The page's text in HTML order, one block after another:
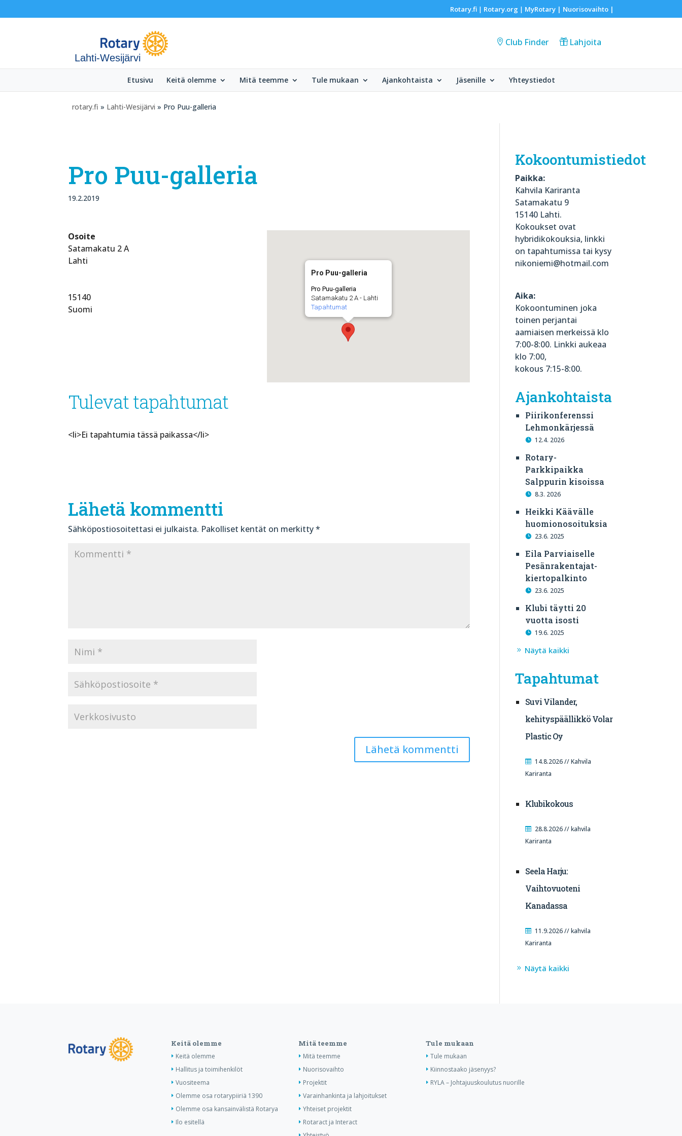
Rotary.fi| Rotary.org | MyRotary | Nuorisovaihto|
Lahti-Wesijärvi
Club Finder Lahjoita
Etusivu Keitä olemme Mitä teemme Tule mukaan Ajankohtaista Jäsenille Yhteystiedot
rotary.fi » Lahti-Wesijärvi » Pro Puu-galleria
Pro Puu-galleria
19.2.2019
Pro Puu-galleria
Pro Puu-galleria
Satamakatu 2 A - Lahti
Tapahtumat
Osoite
Satamakatu 2 A
Lahti
15140
Suomi
Tulevat tapahtumat
<li>Ei tapahtumia tässä paikassa</li>
Lähetä kommentti
Sähköpostiosoitettasi ei julkaista. Pakolliset kentät on merkitty*
Kokoontumistiedot
Paikka:
Kahvila Kariranta
Satamakatu 9
15140 Lahti.
Kokoukset ovat
hybridikokouksia, linkki
on tapahtumissa tai kysy
nikoniemi@hotmail.com
Aika:
Kokoontuminen joka
toinen perjantai
aamiaisen merkeissä klo
7:00-8:00. Linkki aukeaa
klo 7:00,
kokous 7:15-8:00.
Ajankohtaista
Piirikonferenssi
Lehmonkärjessä
12.4. 2026
Rotary-
Parkkipaikka
Salppurin kisoissa
8.3. 2026
Heikki Käävälle
huomionosoituksia
23.6. 2025
Eila Parviaiselle
Pesänrakentajat-
kiertopalkinto
23.6. 2025
Klubi täytti 20
vuotta isosti
19.6. 2025
Näytä kaikki
Tapahtumat
Suvi Vilander,
kehityspäällikkö Volar
Plastic Oy
14.8.2026 // Kahvila
Kariranta
Klubikokous
28.8.2026 // kahvila
Kariranta
Seela Harju:
Vaihtovuoteni
Kanadassa
11.9.2026 // kahvila
Kariranta
Näytä kaikki
Keitä olemme
Keitä olemme
Hallitus ja toimihenkilöt
Vuositeema
Olemme osa rotarypiiriä 1390
Olemme osa kansainvälistä Rotarya
Ilo esitellä
Mitä teemme
Mitä teemme
Nuorisovaihto
Projektit
Varainhankinta ja lahjoitukset
Yhteiset projektit
Rotaract ja Interact
Tule mukaan
Tule mukaan
Kiinnostaako jäsenyys?
RYLA – Johtajuuskoulutus nuorille